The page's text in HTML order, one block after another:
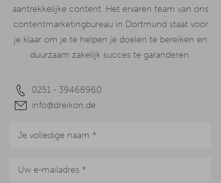
aantrekkelijke content. Het ervaren team van ons
contentmarketingbureau in Dortmund staat voor
je klaar om je te helpen je doelen te bereiken en
duurzaam zakelijk succes te garanderen.
0251 - 39468960
info@dreikon.de